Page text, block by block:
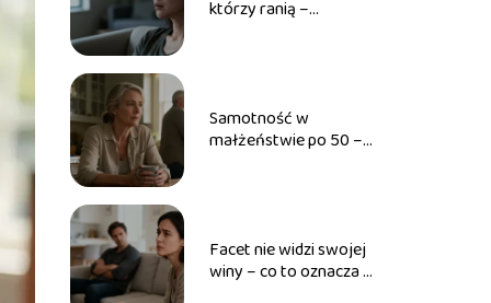
którzy ranią –
Samotność w
małżeństwie po 50 –
Facet nie widzi swojej
winy – co to oznacza w